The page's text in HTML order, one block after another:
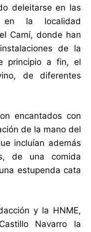
deleitarse en las
en la localidad
Camí, donde han
de la
principio a fin, el
de diferentes
encantados con
de la mano del
incluían además
de una comida
estupenda cata
y la HNME,
Navarro la